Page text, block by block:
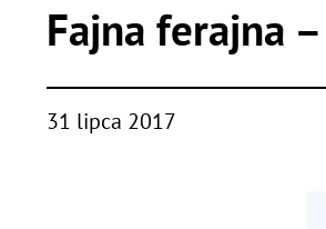
Fajna ferajna
31 lipca 2017